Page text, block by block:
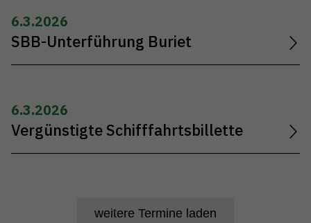
6.3.2026
SBB-Unterführung Buriet
6.3.2026
Vergünstigte Schifffahrtsbillette
weitere Termine laden